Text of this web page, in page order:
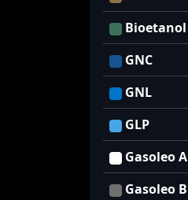
Bioetanol
GNC
GNL
GLP
Gasoleo A
Gasoleo B